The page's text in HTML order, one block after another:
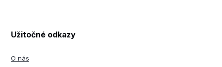
Užitočné odkazy
O nás